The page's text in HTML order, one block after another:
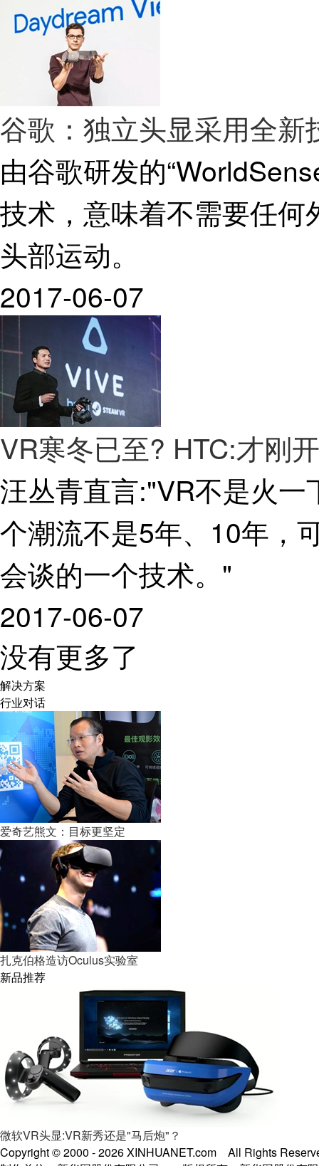
谷歌：独立头显采用全新
由谷歌研发的
技术，意味着不需要任
头部运动。
2017-06-07
VR寒冬已至? HTC:才刚
汪丛青直言:"VR不是火
个潮流不是5年、10年，
会谈的一个技术。"
2017-06-07
没有更多了
解决方案
行业对话
爱奇艺熊文：目标更坚定
扎克伯格造访Oculus实验室
新品推荐
微软VR头显:VR新秀还是"马后炮"？
Copyright © 2000 -2026 XINHUANET.com All Rights